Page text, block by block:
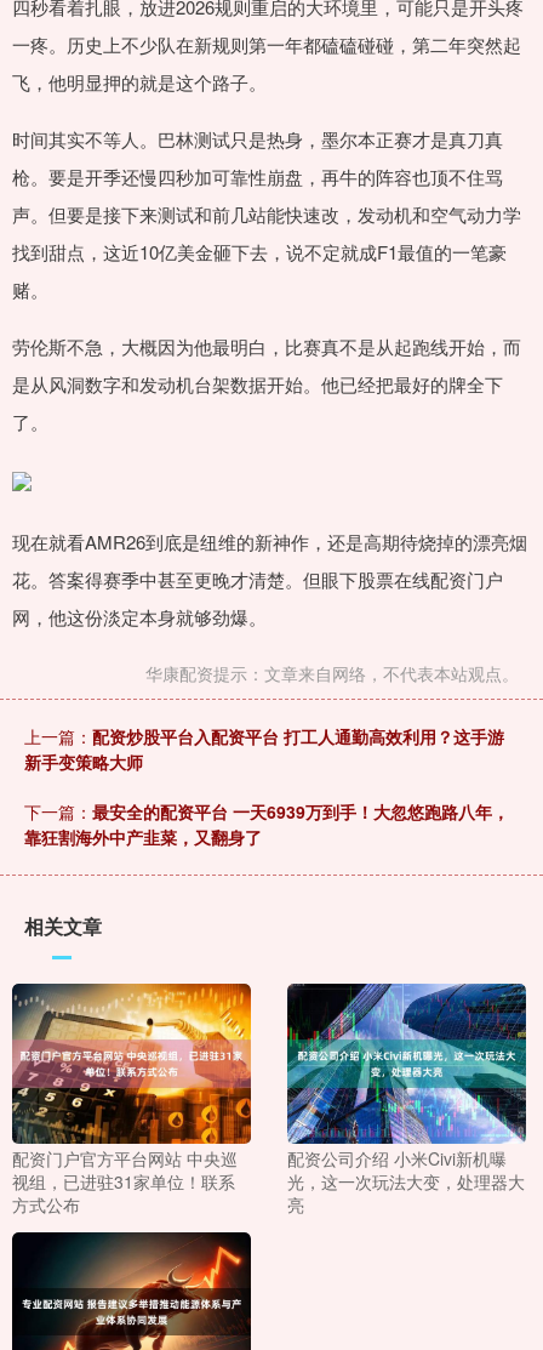
四秒看着扎眼，放进2026规则重启的大环境里，可能只是开头疼
一疼。历史上不少队在新规则第一年都磕磕碰碰，第二年突然起
飞，他明显押的就是这个路子。
时间其实不等人。巴林测试只是热身，墨尔本正赛才是真刀真
枪。要是开季还慢四秒加可靠性崩盘，再牛的阵容也顶不住骂
声。但要是接下来测试和前几站能快速改，发动机和空气动力学
找到甜点，这近10亿美金砸下去，说不定就成F1最值的一笔豪
赌。
劳伦斯不急，大概因为他最明白，比赛真不是从起跑线开始，而
是从风洞数字和发动机台架数据开始。他已经把最好的牌全下
了。
现在就看AMR26到底是纽维的新神作，还是高期待烧掉的漂亮烟
花。答案得赛季中甚至更晚才清楚。但眼下股票在线配资门户
网，他这份淡定本身就够劲爆。
华康配资提示：文章来自网络，不代表本站观点。
上一篇： 配资炒股平台入配资平台 打工人通勤高效利用？这手游
新手变策略大师
下一篇： 最安全的配资平台 一天6939万到手！大忽悠跑路八年，
靠狂割海外中产韭菜，又翻身了
相关文章
配资门户官方平台网站 中央巡
视组，已进驻31家单位！联系
方式公布
配资公司介绍 小米Civi新机曝
光，这一次玩法大变，处理器大
亮